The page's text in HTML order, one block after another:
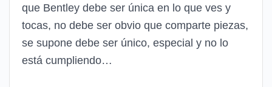
que Bentley debe ser única en lo que ves y
tocas, no debe ser obvio que comparte piezas,
se supone debe ser único, especial y no lo
está cumpliendo…